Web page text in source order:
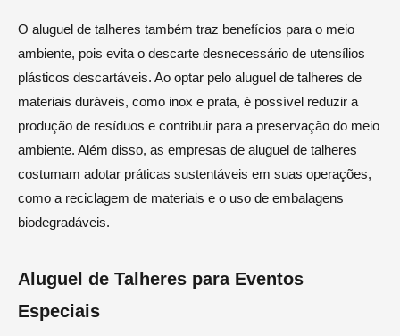
O aluguel de talheres também traz benefícios para o meio
ambiente, pois evita o descarte desnecessário de utensílios
plásticos descartáveis. Ao optar pelo aluguel de talheres de
materiais duráveis, como inox e prata, é possível reduzir a
produção de resíduos e contribuir para a preservação do meio
ambiente. Além disso, as empresas de aluguel de talheres
costumam adotar práticas sustentáveis em suas operações,
como a reciclagem de materiais e o uso de embalagens
biodegradáveis.
Aluguel de Talheres para Eventos
Especiais